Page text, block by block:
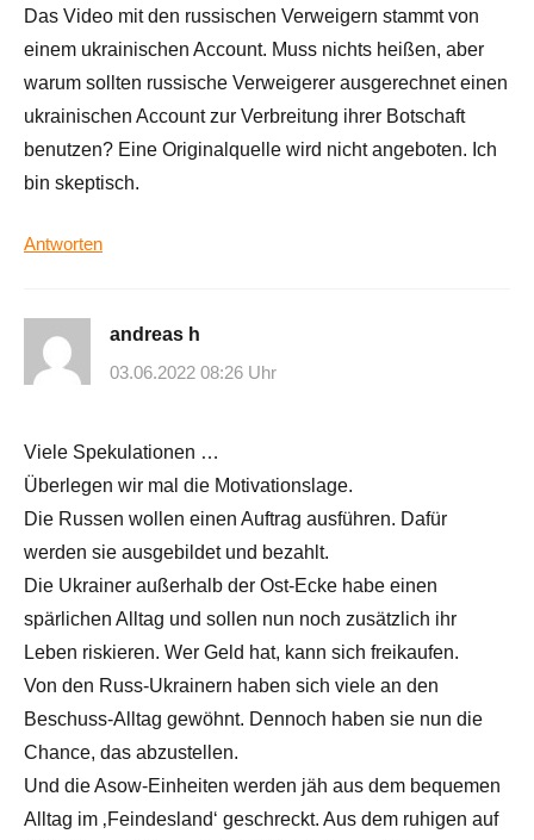
Das Video mit den russischen Verweigern stammt von
einem ukrainischen Account. Muss nichts heißen, aber
warum sollten russische Verweigerer ausgerechnet einen
ukrainischen Account zur Verbreitung ihrer Botschaft
benutzen? Eine Originalquelle wird nicht angeboten. Ich
bin skeptisch.
Antworten
andreas h
03.06.2022 08:26 Uhr
Viele Spekulationen …
Überlegen wir mal die Motivationslage.
Die Russen wollen einen Auftrag ausführen. Dafür
werden sie ausgebildet und bezahlt.
Die Ukrainer außerhalb der Ost-Ecke habe einen
spärlichen Alltag und sollen nun noch zusätzlich ihr
Leben riskieren. Wer Geld hat, kann sich freikaufen.
Von den Russ-Ukrainern haben sich viele an den
Beschuss-Alltag gewöhnt. Dennoch haben sie nun die
Chance, das abzustellen.
Und die Asow-Einheiten werden jäh aus dem bequemen
Alltag im ‚Feindesland‘ geschreckt. Aus dem ruhigen auf